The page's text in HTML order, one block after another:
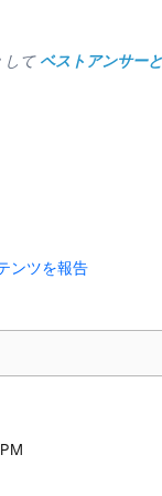
して ベストアンサー
ンツを報告